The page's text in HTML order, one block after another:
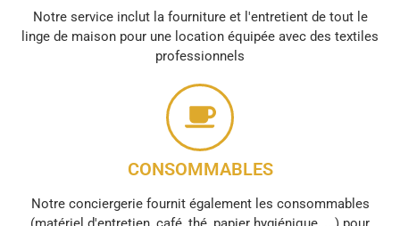
Notre service inclut la fourniture et l'entretient de tout le
linge de maison pour une location équipée avec des textiles
professionnels
CONSOMMABLES
Notre conciergerie fournit également les consommables